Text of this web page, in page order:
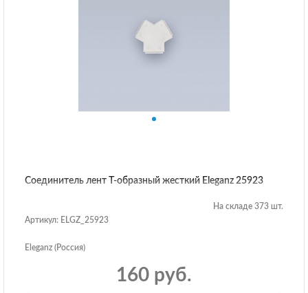
Соединитель лент T-образный жесткий Eleganz 25923
На складе 373 шт.
Артикул: ELGZ_25923
Eleganz (Россия)
160 руб.